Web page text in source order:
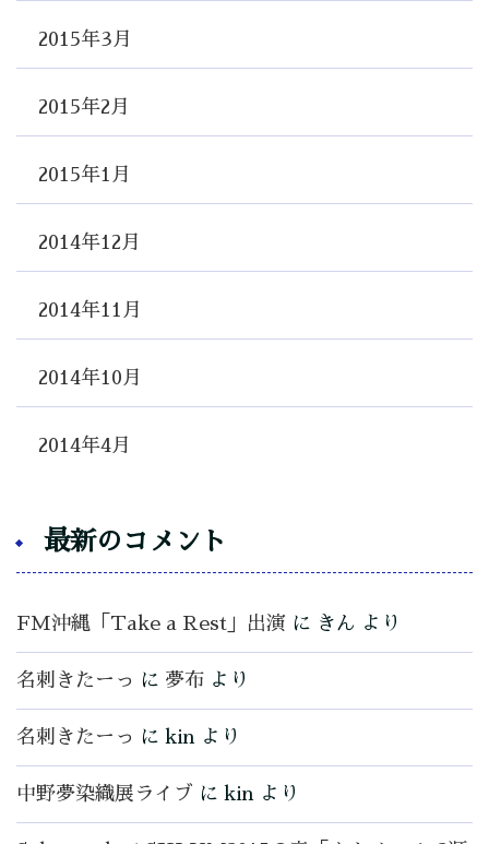
2015年3月
2015年2月
2015年1月
2014年12月
2014年11月
2014年10月
2014年4月
最新のコメント
FM沖縄「Take a Rest」出演 に きん より
名刺きたーっ に 夢布 より
名刺きたーっ に kin より
中野夢染織展ライブ に kin より